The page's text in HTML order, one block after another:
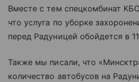
Вместе с тем спецкомбинат
что услуга по уборке
перед Радуницей обойдется в
Также мы писали, что
количество автобусов на